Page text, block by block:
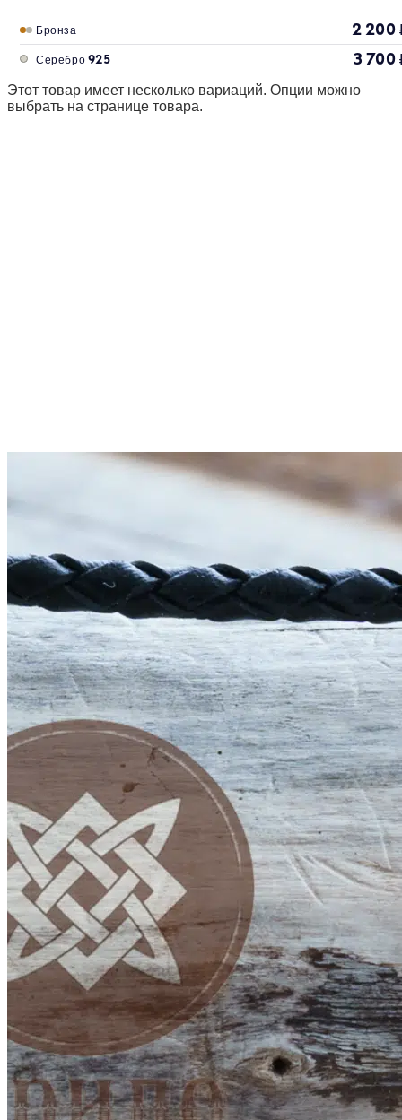
Бронза 2 200
Серебро 925 3 700
Этот товар имеет несколько вариаций. Опции можно
выбрать на странице товара.